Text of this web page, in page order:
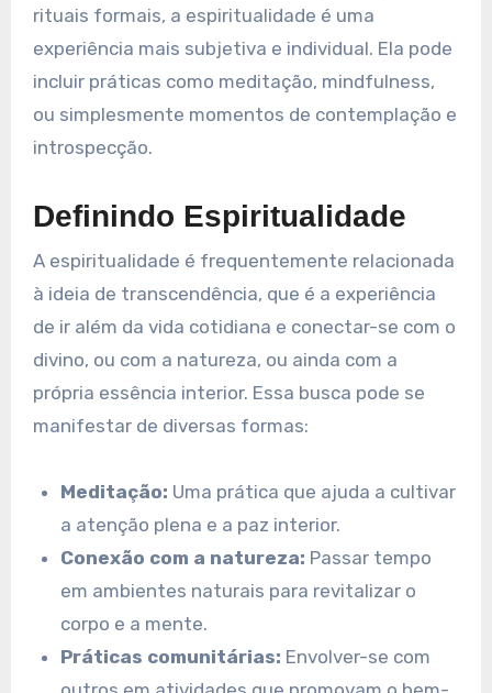
rituais formais, a espiritualidade é uma
experiência mais subjetiva e individual. Ela pode
incluir práticas como meditação, mindfulness,
ou simplesmente momentos de contemplação e
introspecção.
Definindo Espiritualidade
A espiritualidade é frequentemente relacionada
à ideia de transcendência, que é a experiência
de ir além da vida cotidiana e conectar-se com o
divino, ou com a natureza, ou ainda com a
própria essência interior. Essa busca pode se
manifestar de diversas formas:
Meditação: Uma prática que ajuda a cultivar
a atenção plena e a paz interior.
Conexão com a natureza: Passar tempo
em ambientes naturais para revitalizar o
corpo e a mente.
Práticas comunitárias: Envolver-se com